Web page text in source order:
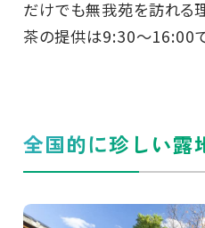
だけでも無我苑を訪れる
茶の提供は9:30～16:00で
全国的に珍しい露